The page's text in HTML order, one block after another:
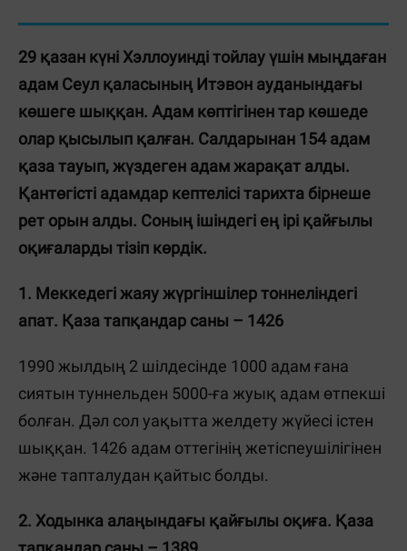
29 қазан күні Хэллоуинді тойлау үшін мыңдаған
адам Сеул қаласының Итэвон ауданындағы
көшеге шыққан. Адам көптігінен тар көшеде
олар қысылып қалған. Салдарынан 154 адам
қаза тауып, жүздеген адам жарақат алды.
Қантөгісті адамдар кептелісі тарихта бірнеше
рет орын алды. Соның ішіндегі ең ірі қайғылы
оқиғаларды тізіп көрдік.
1. Меккедегі жаяу жүргіншілер тоннеліндегі
апат. Қаза тапқандар саны – 1426
1990 жылдың 2 шілдесінде 1000 адам ғана
сиятын туннельден 5000-ға жуық адам өтпекші
болған. Дәл сол уақытта желдету жүйесі істен
шыққан. 1426 адам оттегінің жетіспеушілігінен
және тапталудан қайтыс болды.
2. Ходынка алаңындағы қайғылы оқиға. Қаза